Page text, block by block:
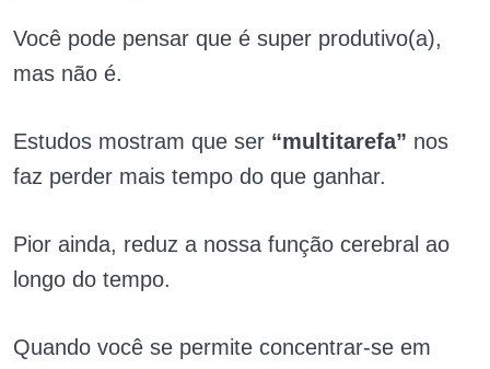
Você pode pensar que é super produtivo(a),
mas não é.
Estudos mostram que ser “multitarefa” nos
faz perder mais tempo do que ganhar.
Pior ainda, reduz a nossa função cerebral ao
longo do tempo.
Quando você se permite concentrar-se em